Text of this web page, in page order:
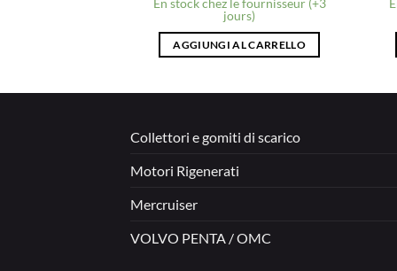
En stock chez le fournisseur (+3
jours)
AGGIUNGI AL CARRELLO
Collettori e gomiti di scarico
Motori Rigenerati
Mercruiser
VOLVO PENTA / OMC